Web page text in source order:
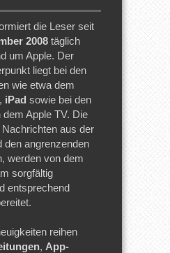
die Leser seit
2008 täglich
um Apple. Der
liegt bei den
wie etwa dem
, iPad sowie bei den
dem Apple TV. Die
aus der
den angrenzenden
werden von dem
sorgfältig
entsprechend
reihen
, App-